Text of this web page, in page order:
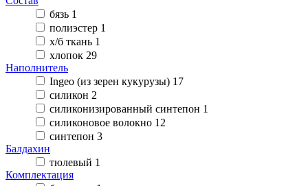
бязь 1
полиэстер 1
х/б ткань 1
хлопок 29
Наполнитель
Ingeo (из зерен кукурузы) 17
силикон 2
силиконизированный синтепон 1
силиконовое волокно 12
синтепон 3
Балдахин
тюлевый 1
Комплектация